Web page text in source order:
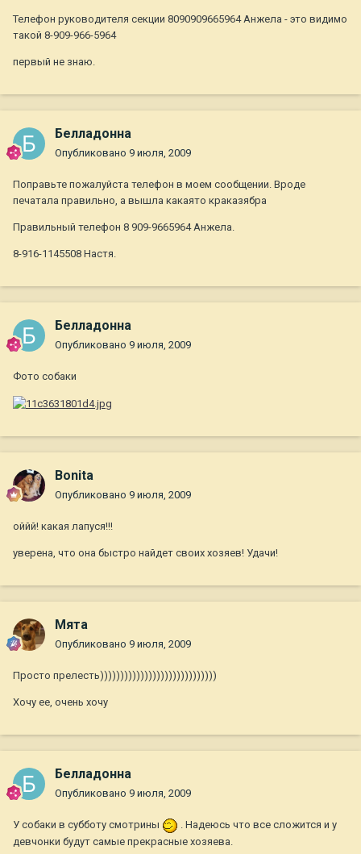
Телефон руководителя секции 8090909665964 Анжела - это видимо
такой 8-909-966-5964
первый не знаю.
Белладонна
Опубликовано 9 июля, 2009
Поправьте пожалуйста телефон в моем сообщении. Вроде
печатала правильно, а вышла какаято краказябра
Правильный телефон 8 909-9665964 Анжела.
8-916-1145508 Настя.
Белладонна
Опубликовано 9 июля, 2009
Фото собаки
Bonita
Опубликовано 9 июля, 2009
оййй! какая лапуся!!!
уверена, что она быстро найдет своих хозяев! Удачи!
Мята
Опубликовано 9 июля, 2009
Просто прелесть)))))))))))))))))))))))))))))
Хочу ее, очень хочу
Белладонна
Опубликовано 9 июля, 2009
У собаки в субботу смотрины
. Надеюсь что все сложится и у
девчонки будут самые прекрасные хозяева.